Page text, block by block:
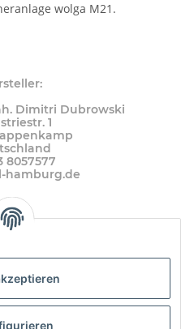
wolga M21.
Dimitri Dubrowski
1
8057577
hamburg.de